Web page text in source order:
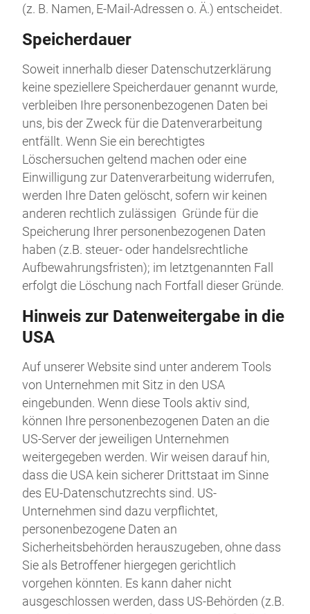
(z. B. Namen, E-Mail-Adressen o. Ä.) entscheidet.
Speicherdauer
Soweit innerhalb dieser Datenschutzerklärung
keine speziellere Speicherdauer genannt wurde,
verbleiben Ihre personenbezogenen Daten bei
uns, bis der Zweck für die Datenverarbeitung
entfällt. Wenn Sie ein berechtigtes
Löschersuchen geltend machen oder eine
Einwilligung zur Datenverarbeitung widerrufen,
werden Ihre Daten gelöscht, sofern wir keinen
anderen rechtlich zulässigen Gründe für die
Speicherung Ihrer personenbezogenen Daten
haben (z.B. steuer- oder handelsrechtliche
Aufbewahrungsfristen); im letztgenannten Fall
erfolgt die Löschung nach Fortfall dieser Gründe.
Hinweis zur Datenweitergabe in die
USA
Auf unserer Website sind unter anderem Tools
von Unternehmen mit Sitz in den USA
eingebunden. Wenn diese Tools aktiv sind,
können Ihre personenbezogenen Daten an die
US-Server der jeweiligen Unternehmen
weitergegeben werden. Wir weisen darauf hin,
dass die USA kein sicherer Drittstaat im Sinne
des EU-Datenschutzrechts sind. US-
Unternehmen sind dazu verpflichtet,
personenbezogene Daten an
Sicherheitsbehörden herauszugeben, ohne dass
Sie als Betroffener hiergegen gerichtlich
vorgehen könnten. Es kann daher nicht
ausgeschlossen werden, dass US-Behörden (z.B.